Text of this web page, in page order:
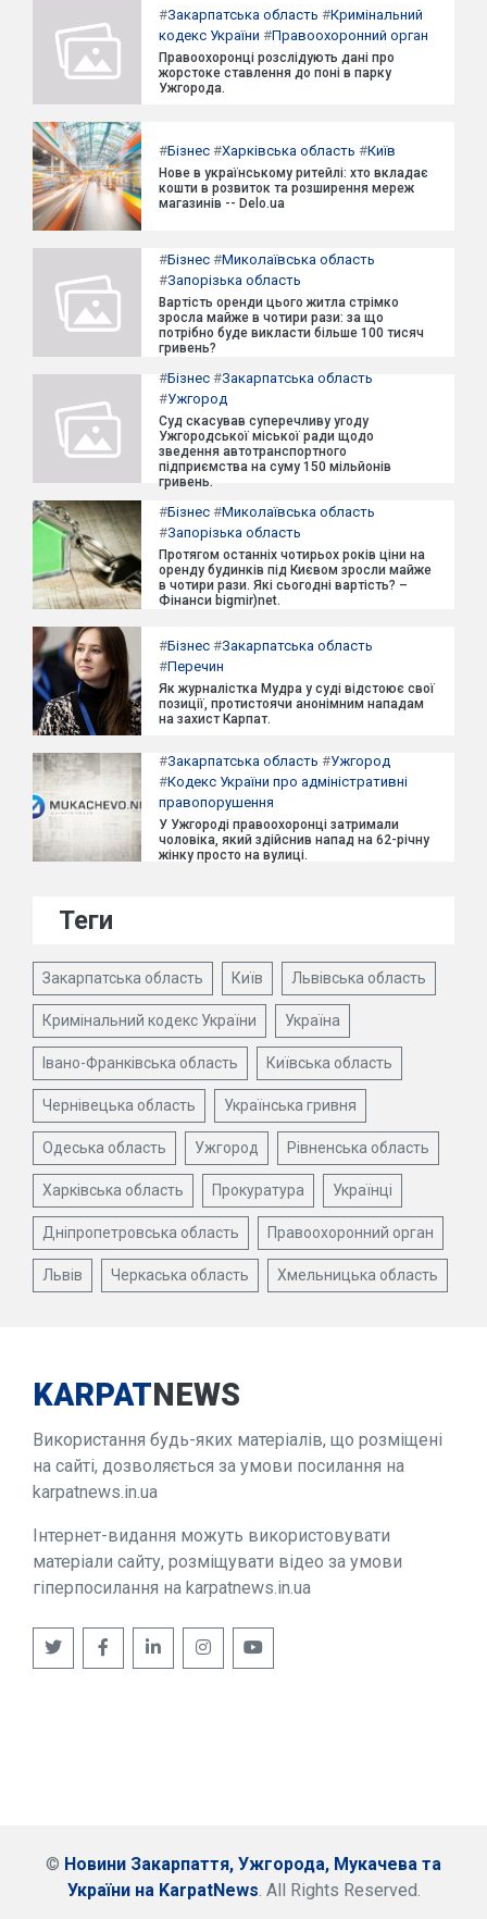
#Закарпатська область #Кримінальний
кодекс України #Правоохоронний орган
Правоохоронці розслідують дані про
жорстоке ставлення до поні в парку
Ужгорода.
#Бізнес #Харківська область #Київ
Нове в українському ритейлі: хто вкладає
кошти в розвиток та розширення мереж
магазинів -- Delo.ua
#Бізнес #Миколаївська область
#Запорізька область
Вартість оренди цього житла стрімко
зросла майже в чотири рази: за що
потрібно буде викласти більше 100 тисяч
гривень?
#Бізнес #Закарпатська область
#Ужгород
Суд скасував суперечливу угоду
Ужгородської міської ради щодо
зведення автотранспортного
підприємства на суму 150 мільйонів
гривень.
#Бізнес #Миколаївська область
#Запорізька область
Протягом останніх чотирьох років ціни на
оренду будинків під Києвом зросли майже
в чотири рази. Які сьогодні вартість? –
Фінанси bigmir)net.
#Бізнес #Закарпатська область
#Перечин
Як журналістка Мудра у суді відстоює свої
позиції, протистоячи анонімним нападам
на захист Карпат.
#Закарпатська область #Ужгород
#Кодекс України про адміністративні
правопорушення
У Ужгороді правоохоронці затримали
чоловіка, який здійснив напад на 62-річну
жінку просто на вулиці.
Теги
Закарпатська область Київ Львівська область
Кримінальний кодекс України Україна
Івано-Франківська область Київська область
Чернівецька область Українська гривня
Одеська область Ужгород Рівненська область
Харківська область Прокуратура Українці
Дніпропетровська область Правоохоронний орган
Львів Черкаська область Хмельницька область
KARPATNEWS
Використання будь-яких матеріалів, що розміщені
на сайті, дозволяється за умови посилання на
karpatnews.in.ua
Інтернет-видання можуть використовувати
матеріали сайту, розміщувати відео за умови
гіперпосилання на karpatnews.in.ua
© Новини Закарпаття, Ужгорода, Мукачева та
України на KarpatNews . All Rights Reserved.